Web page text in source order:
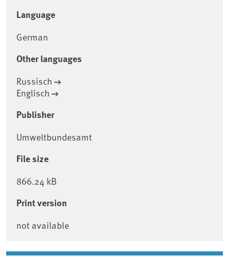
Language
German
Other languages
Russisch
Englisch
Publisher
Umweltbundesamt
File size
866.24 kB
Print version
not available